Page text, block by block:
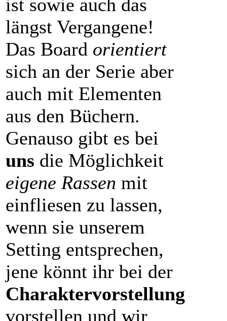
ist sowie auch das
längst Vergangene!
Das Board orientiert
sich an der Serie aber
auch mit Elementen
aus den Büchern.
Genauso gibt es bei
uns die Möglichkeit
eigene Rassen mit
einfliesen zu lassen,
wenn sie unserem
Setting entsprechen,
jene könnt ihr bei der
Charaktervorstellung
vorstellen und wir